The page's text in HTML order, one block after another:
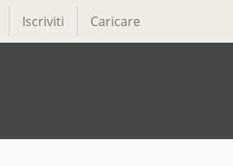
Iscriviti Caricare